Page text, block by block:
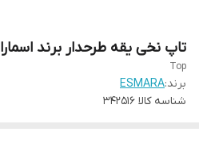
تاپ نخی یقه طرحدار برند اسمارا
Top
برند:ESMARA
شناسه کالا 342516